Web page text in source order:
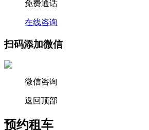
免费通话
在线咨询
扫码添加微信
微信咨询
返回顶部
预约租车